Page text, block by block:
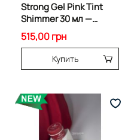
Strong Gel Pink Tint
Shimmer 30 мл —
розовый tint-гель
515,00 грн
Купить